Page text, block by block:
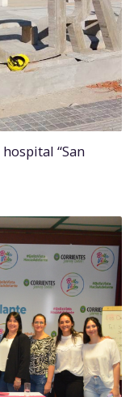
“San